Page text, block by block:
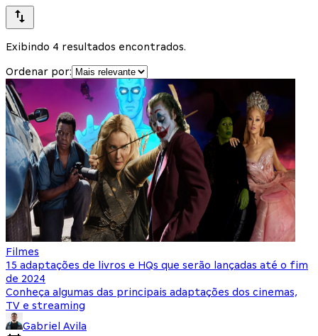
Exibindo 4 resultados encontrados.
Ordenar por:
Filmes
15 adaptações de livros e HQs que serão lançadas até o fim
de 2024
Conheça algumas das principais adaptações dos cinemas,
TV e streaming
Gabriel Avila